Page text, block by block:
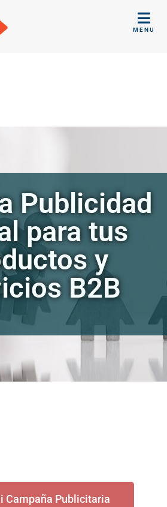
MENU
Publicidad
para tus
y
B2B
Campaña Publicitaria